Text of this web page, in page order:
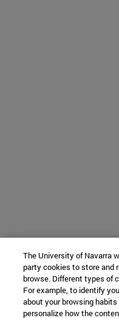
The University of Navarra
party cookies to store and
browse. Different types of
For example, to identify
about your browsing
personalize how the